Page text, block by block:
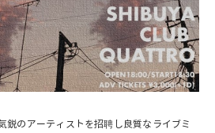
鋭のアーティストを招聘し良質なライブミ